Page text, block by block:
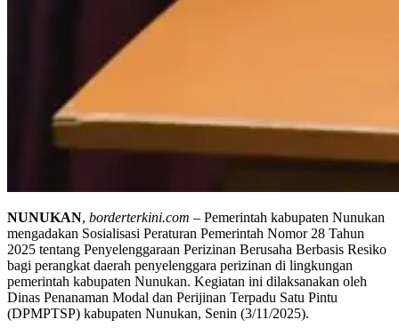
NUNUKAN, borderterkini.com – Pemerintah kabupaten Nunukan
mengadakan Sosialisasi Peraturan Pemerintah Nomor 28 Tahun
2025 tentang Penyelenggaraan Perizinan Berusaha Berbasis Resiko
bagi perangkat daerah penyelenggara perizinan di lingkungan
pemerintah kabupaten Nunukan. Kegiatan ini dilaksanakan oleh
Dinas Penanaman Modal dan Perijinan Terpadu Satu Pintu
(DPMPTSP) kabupaten Nunukan, Senin (3/11/2025).